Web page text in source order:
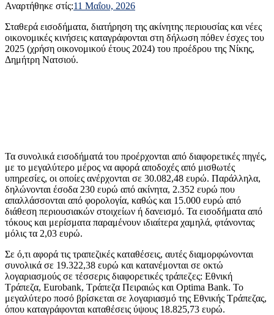
Αναρτήθηκε στίς:11 Μαΐου, 2026
Σταθερά εισοδήματα, διατήρηση της ακίνητης περιουσίας και νέες
οικονομικές κινήσεις καταγράφονται στη δήλωση πόθεν έσχες του
2025 (χρήση οικονομικού έτους 2024) του προέδρου της Νίκης,
Δημήτρη Νατσιού.
Τα συνολικά εισοδήματά του προέρχονται από διαφορετικές πηγές,
με το μεγαλύτερο μέρος να αφορά αποδοχές από μισθωτές
υπηρεσίες, οι οποίες ανέρχονται σε 30.082,48 ευρώ. Παράλληλα,
δηλώνονται έσοδα 230 ευρώ από ακίνητα, 2.352 ευρώ που
απαλλάσσονται από φορολογία, καθώς και 15.000 ευρώ από
διάθεση περιουσιακών στοιχείων ή δανεισμό. Τα εισοδήματα από
τόκους και μερίσματα παραμένουν ιδιαίτερα χαμηλά, φτάνοντας
μόλις τα 2,03 ευρώ.
Σε ό,τι αφορά τις τραπεζικές καταθέσεις, αυτές διαμορφώνονται
συνολικά σε 19.322,38 ευρώ και κατανέμονται σε οκτώ
λογαριασμούς σε τέσσερις διαφορετικές τράπεζες: Εθνική
Τράπεζα, Eurobank, Τράπεζα Πειραιώς και Optima Bank. Το
μεγαλύτερο ποσό βρίσκεται σε λογαριασμό της Εθνικής Τράπεζας,
όπου καταγράφονται καταθέσεις ύψους 18.825,73 ευρώ.